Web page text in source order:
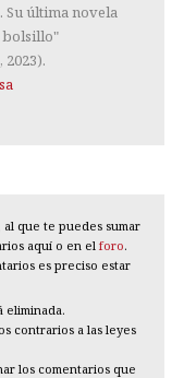
Su última novela
bolsillo"
que te puedes sumar
aquí o en el foro.
es preciso estar
eliminada.
contrarios a las leyes
los comentarios que